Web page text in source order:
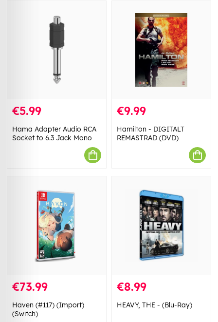
€5.99
Hama Adapter Audio RCA
Socket to 6.3 Jack Mono
€9.99
Hamilton - DIGITALT
REMASTRAD (DVD)
€73.99
Haven (#117) (Import)
(Switch)
€8.99
HEAVY, THE - (Blu-Ray)